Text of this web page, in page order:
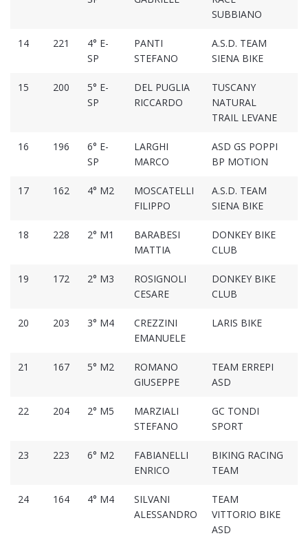
SUBBIANO
14 221
4° E-
SP
PANTI
STEFANO
A.S.D. TEAM
SIENA BIKE
15 200
5° E-
SP
DEL PUGLIA
RICCARDO
TUSCANY
NATURAL
TRAIL LEVANE
16 196
6° E-
SP
LARGHI
MARCO
ASD GS POPPI
BP MOTION
17 162 4° M2
MOSCATELLI
FILIPPO
A.S.D. TEAM
SIENA BIKE
18 228 2° M1
BARABESI
MATTIA
DONKEY BIKE
CLUB
19 172 2° M3
ROSIGNOLI
CESARE
DONKEY BIKE
CLUB
20 203 3° M4
CREZZINI
EMANUELE
LARIS BIKE
21 167 5° M2
ROMANO
GIUSEPPE
TEAM ERREPI
ASD
22 204 2° M5
MARZIALI
STEFANO
GC TONDI
SPORT
23 223 6° M2
FABIANELLI
ENRICO
BIKING RACING
TEAM
24 164 4° M4
SILVANI
ALESSANDRO
TEAM
VITTORIO BIKE
ASD